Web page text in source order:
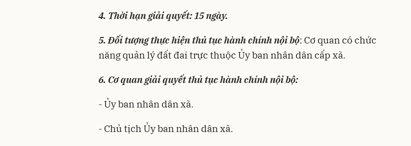
4. Thời hạn giải quyết: 15 ngày.
5. Đối tượng thực hiện thủ tục hành chính nội bộ: Cơ quan có chức
năng quản lý đất đai trực thuộc Ủy ban nhân dân cấp xã.
6. Cơ quan giải quyết thủ tục hành chính nội bộ:
- Ủy ban nhân dân xã.
- Chủ tịch Ủy ban nhân dân xã.